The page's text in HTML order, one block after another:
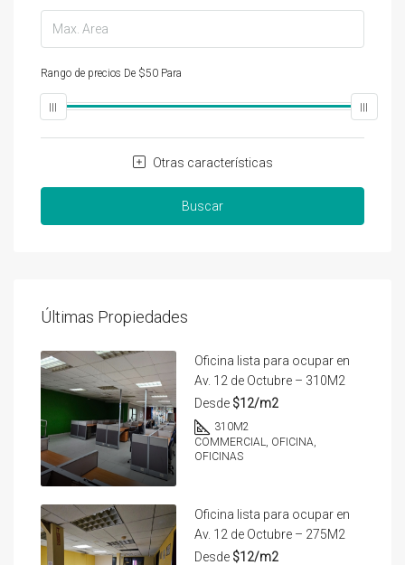
Rango de precios De $50 Para
Otras características
Buscar
Últimas Propiedades
Oficina lista para ocupar en
Av. 12 de Octubre – 310M2
Desde $12/m2
310M2
COMMERCIAL, OFICINA,
OFICINAS
Oficina lista para ocupar en
Av. 12 de Octubre – 275M2
Desde $12/m2